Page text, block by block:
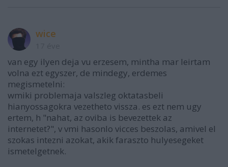
wice
van egy ilyen deja vu erzesem, mintha mar leirtam
volna ezt egyszer, de mindegy, erdemes
megismetelni:
wmiki problemaja valszleg oktatasbeli
hianyossagokra vezetheto vissza. es ezt nem ugy
ertem, h "nahat, az oviba is bevezettek az
internetet?", v vmi hasonlo vicces beszolas, amivel el
szokas intezni azokat, akik faraszto hulyesegeket
ismetelgetnek.